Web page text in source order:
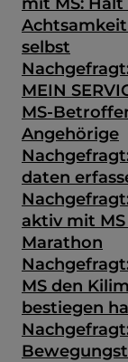
selbst
MEIN
MS-
Angehörige
daten
aktiv mit
Marathon
MS den
bestiegen